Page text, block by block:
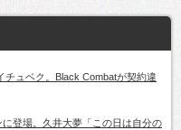
チュベク。Black Combatが契約違
登場。久井大夢「この日は自分の